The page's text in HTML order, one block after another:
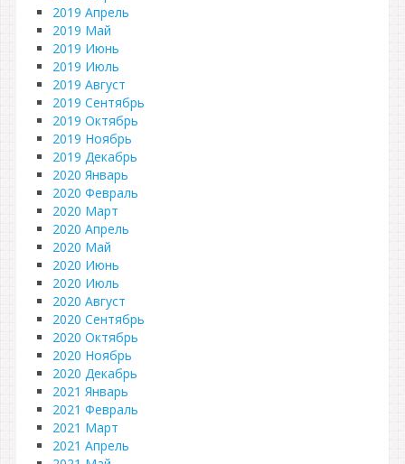
2019 Апрель
2019 Май
2019 Июнь
2019 Июль
2019 Август
2019 Сентябрь
2019 Октябрь
2019 Ноябрь
2019 Декабрь
2020 Январь
2020 Февраль
2020 Март
2020 Апрель
2020 Май
2020 Июнь
2020 Июль
2020 Август
2020 Сентябрь
2020 Октябрь
2020 Ноябрь
2020 Декабрь
2021 Январь
2021 Февраль
2021 Март
2021 Апрель